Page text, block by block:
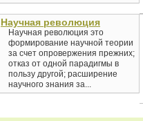
Научная революция
Научная революция это
формирование научной теории
за счет опровержения прежних;
отказ от одной парадигмы в
пользу другой; расширение
научного знания за...